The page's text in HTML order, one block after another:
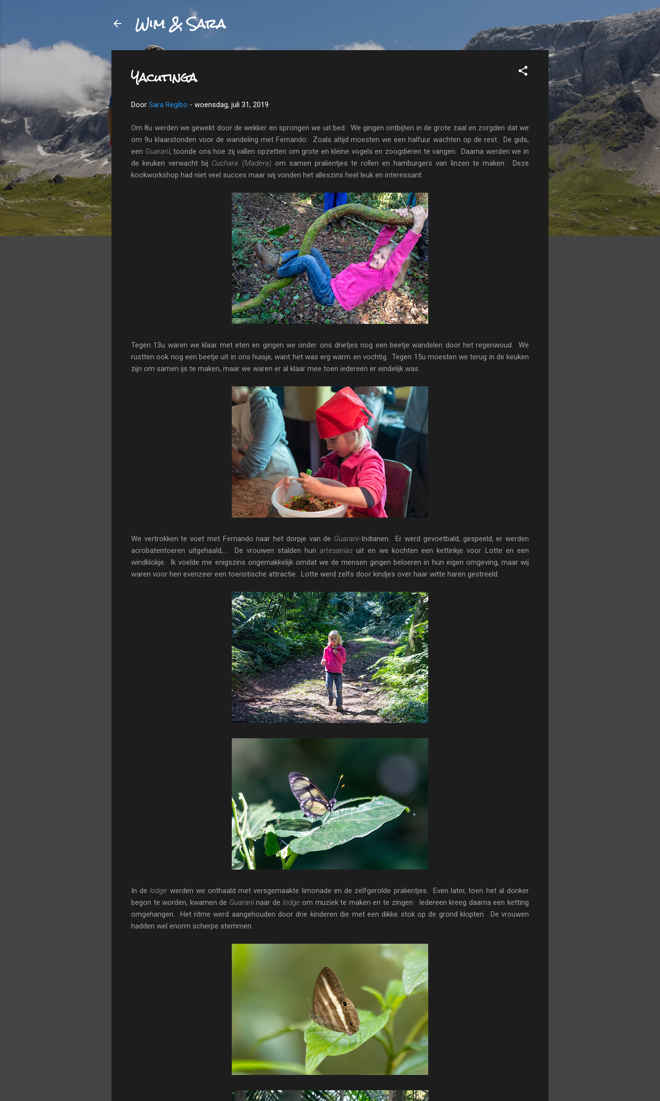
Wim & Sara
Yacutinga
Door Sara Regibo - woensdag, juli 31, 2019
Om 8u werden we gewekt door de wekker en sprongen we uit bed. We gingen ontbijten in de grote zaal en zorgden dat we
om 9u klaarstonden voor de wandeling met Fernando. Zoals altijd moesten we een halfuur wachten op de rest. De gids,
een Guaraní, toonde ons hoe zij vallen opzetten om grote en kleine vogels en zoogdieren te vangen. Daarna werden we in
de keuken verwacht bij Cuchara (Madera) om samen pralientjes te rollen en hamburgers van linzen te maken. Deze
kookworkshop had niet veel succes maar wij vonden het alleszins heel leuk en interessant.
Tegen 13u waren we klaar met eten en gingen we onder ons drietjes nog een beetje wandelen door het regenwoud. We
rustten ook nog een beetje uit in ons huisje, want het was erg warm en vochtig. Tegen 15u moesten we terug in de keuken
zijn om samen ijs te maken, maar we waren er al klaar mee toen iedereen er eindelijk was.
We vertrokken te voet met Fernando naar het dorpje van de Guaraní-Indianen. Er werd gevoetbald, gespeeld, er werden
acrobatentoeren uitgehaald,... De vrouwen stalden hunartesanías uit en we kochten een kettinkje voor Lotte en een
windklokje. Ik voelde me enigszins ongemakkelijk omdat we de mensen gingen beloeren in hun eigen omgeving, maar wij
waren voor hen evenzeer een toeristische attractie. Lotte werd zelfs door kindjes over haar witte haren gestreeld.
In delodge werden we onthaald met versgemaakte limonade en de zelfgerolde pralientjes. Even later, toen het al donker
begon te worden, kwamen de Guaranínaar de lodge om muziek te maken en te zingen. Iedereen kreeg daarna een ketting
omgehangen. Het ritme werd aangehouden door drie kinderen die met een dikke stok op de grond klopten. De vrouwen
hadden wel enorm scherpe stemmen.